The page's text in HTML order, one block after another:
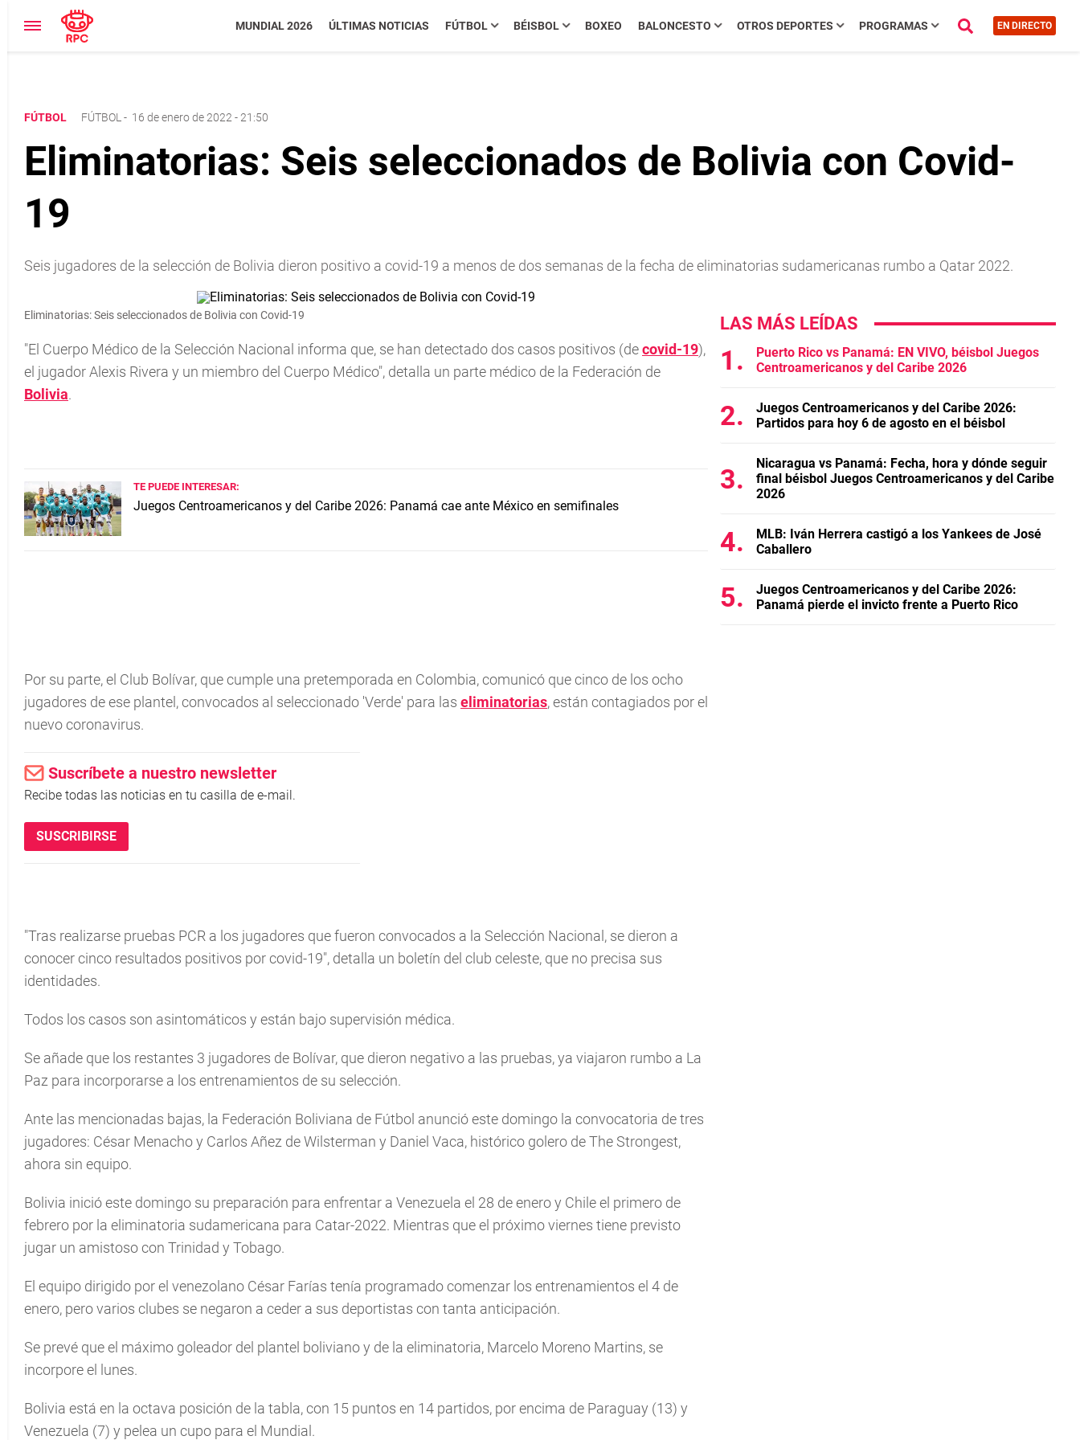
MUNDIAL 2026 ÚLTIMAS NOTICIAS FÚTBOL BÉISBOL BOXEO BALONCESTO OTROS DEPORTES PROGRAMAS EN DIRECTO
FÚTBOL FÚTBOL - 16 de enero de 2022 - 21:50
Eliminatorias: Seis seleccionados de Bolivia con Covid-
19
Seis jugadores de la selección de Bolivia dieron positivo a covid-19 a menos de dos semanas de la fecha de eliminatorias sudamericanas rumbo a Qatar 2022.
Eliminatorias: Seis seleccionados de Bolivia con Covid-19
"El Cuerpo Médico de la Selección Nacional informa que, se han detectado dos casos positivos (decovid-19),
el jugador Alexis Rivera y un miembro del Cuerpo Médico", detalla un parte médico de la Federación de
Bolivia.
TE PUEDE INTERESAR:
Juegos Centroamericanos y del Caribe 2026: Panamá cae ante México en semifinales
Por su parte, el Club Bolívar, que cumple una pretemporada en Colombia, comunicó que cinco de los ocho
jugadores de ese plantel, convocados al seleccionado 'Verde' para las eliminatorias, están contagiados por el
nuevo coronavirus.
Suscríbete a nuestro newsletter
Recibe todas las noticias en tu casilla de e-mail.
SUSCRIBIRSE
"Tras realizarse pruebas PCR a los jugadores que fueron convocados a la Selección Nacional, se dieron a
conocer cinco resultados positivos por covid-19", detalla un boletín del club celeste, que no precisa sus
identidades.
Todos los casos son asintomáticos y están bajo supervisión médica.
Se añade que los restantes 3 jugadores de Bolívar, que dieron negativo a las pruebas, ya viajaron rumbo a La
Paz para incorporarse a los entrenamientos de su selección.
Ante las mencionadas bajas, la Federación Boliviana de Fútbol anunció este domingo la convocatoria de tres
jugadores: César Menacho y Carlos Añez de Wilsterman y Daniel Vaca, histórico golero de The Strongest,
ahora sin equipo.
Bolivia inició este domingo su preparación para enfrentar a Venezuela el 28 de enero y Chile el primero de
febrero por la eliminatoria sudamericana para Catar-2022. Mientras que el próximo viernes tiene previsto
jugar un amistoso con Trinidad y Tobago.
El equipo dirigido por el venezolano César Farías tenía programado comenzar los entrenamientos el 4 de
enero, pero varios clubes se negaron a ceder a sus deportistas con tanta anticipación.
Se prevé que el máximo goleador del plantel boliviano y de la eliminatoria, Marcelo Moreno Martins, se
incorpore el lunes.
Bolivia está en la octava posición de la tabla, con 15 puntos en 14 partidos, por encima de Paraguay (13) y
Venezuela (7) y pelea un cupo para el Mundial.
LAS MÁS LEÍDAS
Puerto Rico vs Panamá: EN VIVO, béisbol Juegos
Centroamericanos y del Caribe 2026
Juegos Centroamericanos y del Caribe 2026:
Partidos para hoy 6 de agosto en el béisbol
Nicaragua vs Panamá: Fecha, hora y dónde seguir
final béisbol Juegos Centroamericanos y del Caribe
2026
MLB: Iván Herrera castigó a los Yankees de José
Caballero
Juegos Centroamericanos y del Caribe 2026:
Panamá pierde el invicto frente a Puerto Rico